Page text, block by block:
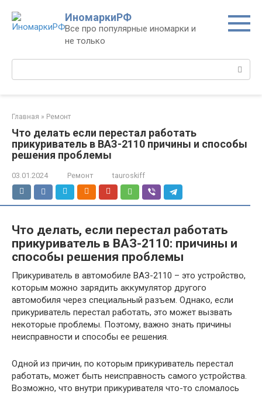
контенту
ИномаркиРФ
Все про популярные иномарки и
не только
Поиск:
Главная » Ремонт
Что делать если перестал работать
прикуриватель в ВАЗ-2110 причины и способы
решения проблемы
03.01.2024 Ремонт tauroskiff
Что делать, если перестал работать
прикуриватель в ВАЗ-2110: причины и
способы решения проблемы
Прикуриватель в автомобиле ВАЗ-2110 – это устройство,
которым можно зарядить аккумулятор другого
автомобиля через специальный разъем. Однако, если
прикуриватель перестал работать, это может вызвать
некоторые проблемы. Поэтому, важно знать причины
неисправности и способы ее решения.
Одной из причин, по которым прикуриватель перестал
работать, может быть неисправность самого устройства.
Возможно, что внутри прикуривателя что-то сломалось